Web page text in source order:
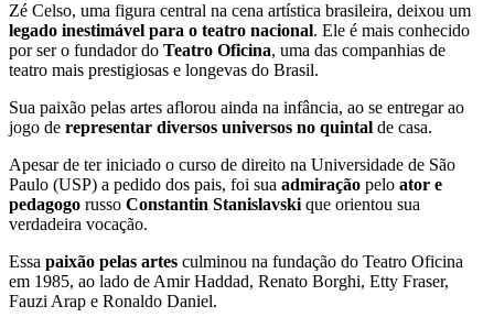
Zé Celso, uma figura central na cena artística brasileira, deixou um
legado inestimável para o teatro nacional. Ele é mais conhecido
por ser o fundador do Teatro Oficina, uma das companhias de
teatro mais prestigiosas e longevas do Brasil.
Sua paixão pelas artes aflorou ainda na infância, ao se entregar ao
jogo de representar diversos universos no quintal de casa.
Apesar de ter iniciado o curso de direito na Universidade de São
Paulo (USP) a pedido dos pais, foi sua admiração pelo ator e
pedagogo russo Constantin Stanislavski que orientou sua
verdadeira vocação.
Essa paixão pelas artes culminou na fundação do Teatro Oficina
em 1985, ao lado de Amir Haddad, Renato Borghi, Etty Fraser,
Fauzi Arap e Ronaldo Daniel.